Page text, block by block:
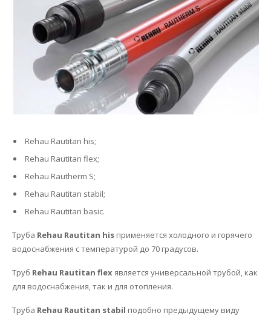
Rehau Rautitan his;
Rehau Rautitan flex;
Rehau Rautherm S;
Rehau Rautitan stabil;
Rehau Rautitan basic.
Труба Rehau Rautitan his применяется холодного и горячего
водоснабжения с температурой до 70 градусов.
Труб Rehau Rautitan flex является универсальной трубой, как
для водоснабжения, так и для отопления.
Труба Rehau Rautitan stabil подобно предыдущему виду